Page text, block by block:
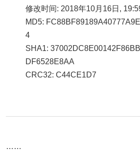
修改时间: 2018年10月16日,
MD5:
4
SHA1:
DF6528E8AA
CRC32: C44CE1D7
……